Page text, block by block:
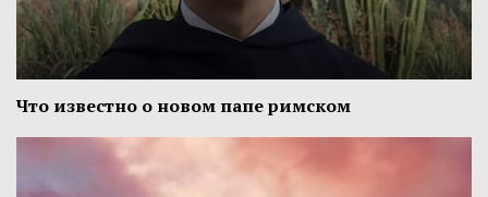
Что известно о новом папе римском